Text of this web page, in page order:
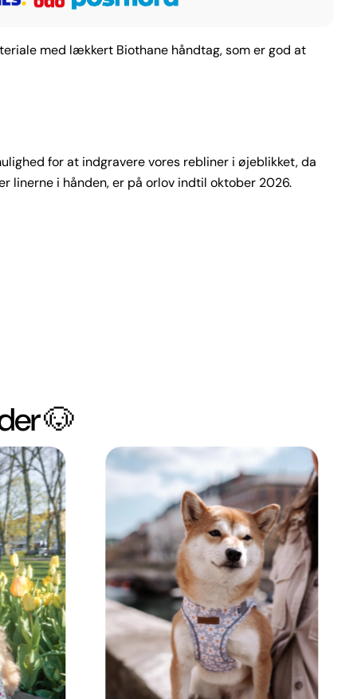
med lækkert Biothane håndtag, som er god at
for at indgravere vores rebliner i øjeblikket, da
linerne i hånden, er på orlov indtil oktober 2026.
🐶